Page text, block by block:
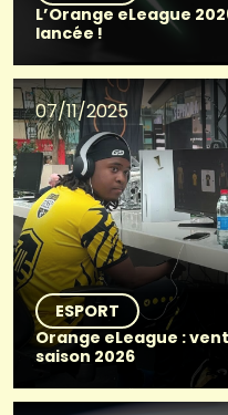
L’Orange eLeague
lancée !
07/11/2025
ESPORT
Orange eLeague :
saison 2026